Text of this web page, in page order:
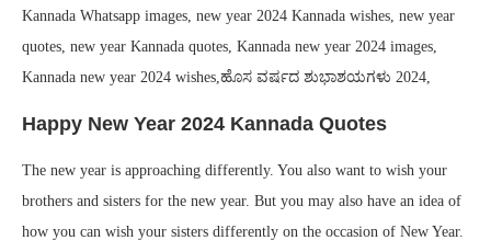
Kannada Whatsapp images, new year 2024 Kannada wishes, new year
quotes, new year Kannada quotes, Kannada new year 2024 images,
Kannada new year 2024 wishes,ಹೊಸ ವರ್ಷದ ಶುಭಾಶಯಗಳು 2024,
Happy New Year 2024 Kannada Quotes
The new year is approaching differently. You also want to wish your
brothers and sisters for the new year. But you may also have an idea of ​​
how you can wish your sisters differently on the occasion of New Year.